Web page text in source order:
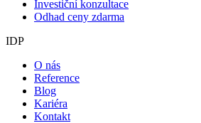
Investiční konzultace
Odhad ceny zdarma
IDP
O nás
Reference
Blog
Kariéra
Kontakt